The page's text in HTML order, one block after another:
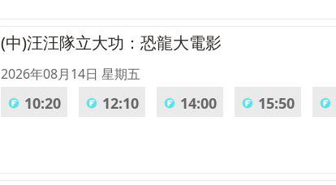
(中)汪汪隊立大功：恐龍大電影
2026年08月14日 星期五
10:20 12:10 14:00 15:50